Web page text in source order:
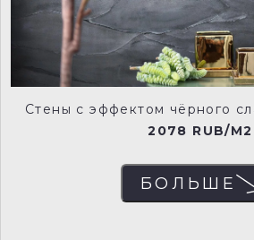
Стены с эффектом чёрного
2078 RUB/M2
БОЛЬШЕ